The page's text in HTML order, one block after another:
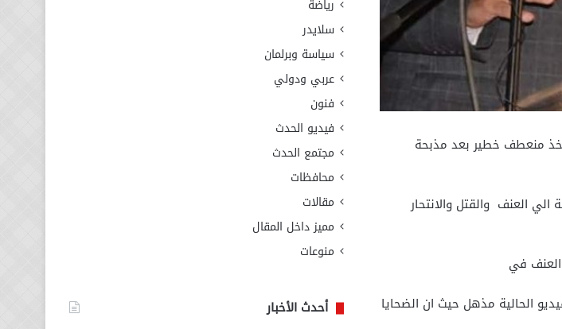
منعطف خطير بعد مذبحة
العنف والقتل والانتحار
العنف في
الحالية مذهل حيث ان الضحايا
رياضة
سلايدر
سياسة وبرلمان
عربي ودولي
فنون
فيديو الحدث
مجتمع الحدث
محافظات
مقالات
مميز داخل المقال
منوعات
أحدث الأخبار